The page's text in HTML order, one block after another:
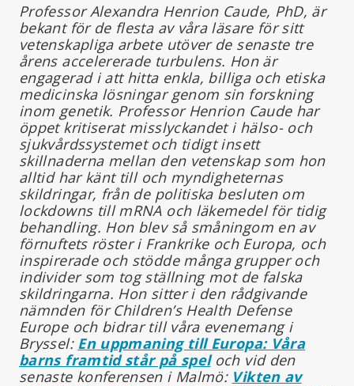
Professor Alexandra Henrion Caude, PhD, är
bekant för de flesta av våra läsare för sitt
vetenskapliga arbete utöver de senaste tre
årens accelererade turbulens. Hon är
engagerad i att hitta enkla, billiga och etiska
medicinska lösningar genom sin forskning
inom genetik. Professor Henrion Caude har
öppet kritiserat misslyckandet i hälso- och
sjukvårdssystemet och tidigt insett
skillnaderna mellan den vetenskap som hon
alltid har känt till och myndigheternas
skildringar, från de politiska besluten om
lockdowns till mRNA och läkemedel för tidig
behandling. Hon blev så småningom en av
förnuftets röster i Frankrike och Europa, och
inspirerade och stödde många grupper och
individer som tog ställning mot de falska
skildringarna. Hon sitter i den rådgivande
nämnden för Children’s Health Defense
Europe och bidrar till våra evenemang i
Bryssel: En uppmaning till Europa: Våra
barns framtid står på spel och vid den
senaste konferensen i Malmö: Vikten av